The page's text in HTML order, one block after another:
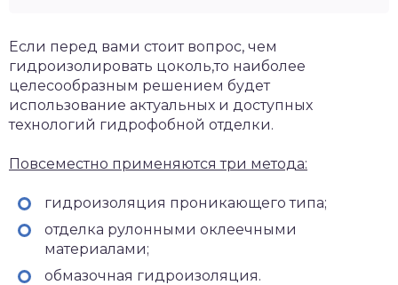
Если перед вами стоит вопрос, чем
гидроизолировать цоколь,то наиболее
целесообразным решением будет
использование актуальных и доступных
технологий гидрофобной отделки.
Повсеместно применяются три метода:
гидроизоляция проникающего типа;
отделка рулонными оклеечными
материалами;
обмазочная гидроизоляция.